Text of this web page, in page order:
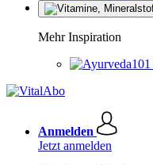
Mehr Inspiration
Anmelden
Jetzt anmelden